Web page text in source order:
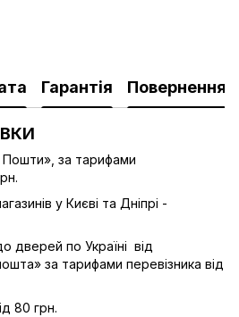
Гарантія Повернення
Пошти», за тарифами
у Києві та Дніпрі -
дверей по Україні від
за тарифами перевізника від
80 грн.